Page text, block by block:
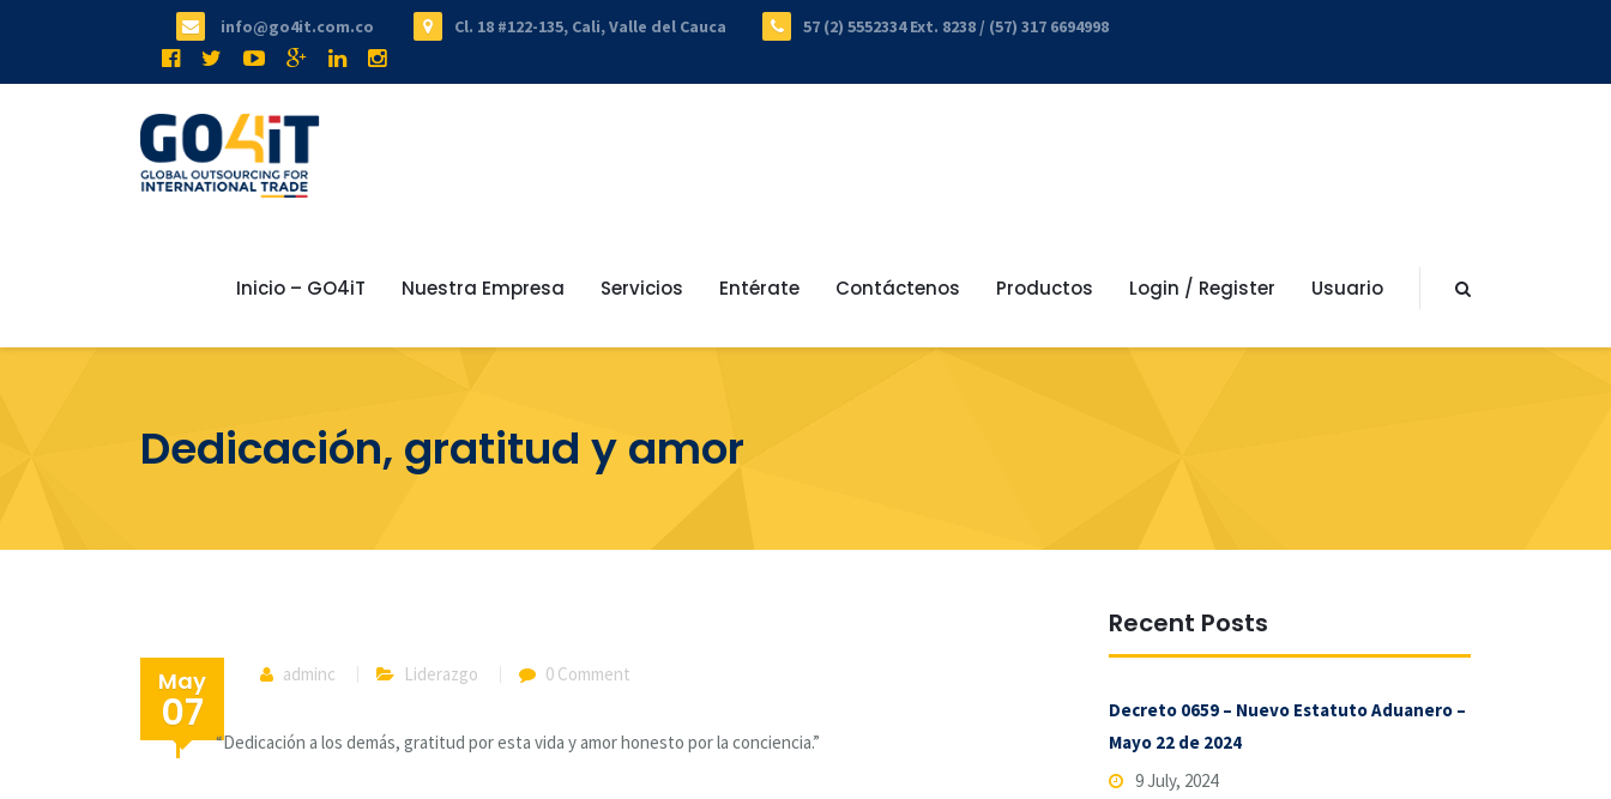
info@go4it.com.co Cl. 18 #122-135, Cali, Valle del Cauca 57 (2) 5552334 Ext. 8238 / (57) 317 6694998
Inicio – GO4iT Nuestra Empresa Servicios Entérate Contáctenos Productos Login / Register Usuario
Dedicación, gratitud y amor
May
07
adminc Liderazgo 0 Comment
“Dedicación a los demás, gratitud por esta vida y amor honesto por la conciencia.”
Recent Posts
Decreto 0659 – Nuevo Estatuto Aduanero –
Mayo 22 de 2024
9 July, 2024